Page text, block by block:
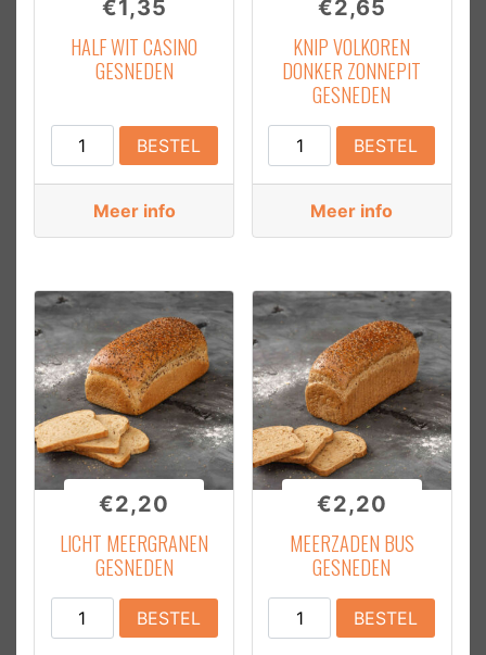
€1,35
HALF WIT CASINO
GESNEDEN
Half
Wit
Casino
Gesneden
aantal
BESTEL
Meer info
€2,65
KNIP VOLKOREN
DONKER ZONNEPIT
GESNEDEN
Knip
Volkoren
Donker
Zonnepit
Gesneden
BESTEL
Meer info
€2,20
LICHT MEERGRANEN
GESNEDEN
Licht
Meergranen
BESTEL
€2,20
MEERZADEN BUS
GESNEDEN
Meerzaden
Bus
BESTEL